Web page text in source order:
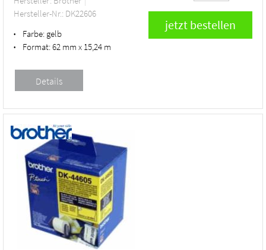
Hersteller-Nr.: DK22606
• Farbe: gelb
• Format:62 mm x 15,24 m